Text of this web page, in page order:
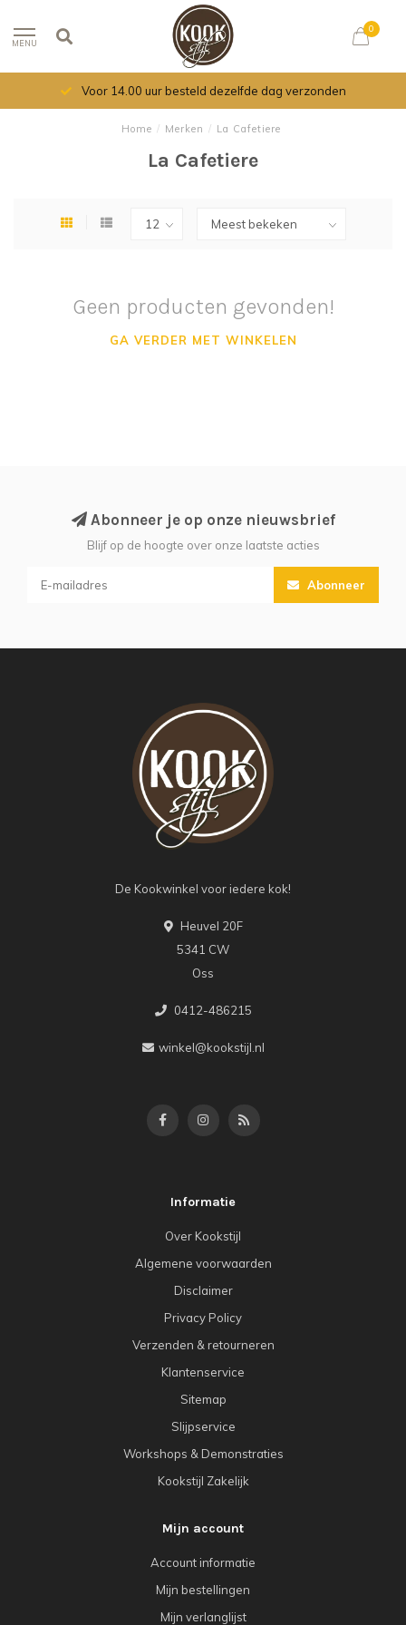
MENU
0
Voor 14.00 uur besteld dezelfde dag verzonden
Home / Merken / La Cafetiere
La Cafetiere
Geen producten gevonden!
GA VERDER MET WINKELEN
Abonneer je op onze nieuwsbrief
Blijf op de hoogte over onze laatste acties
Abonneer
De Kookwinkel voor iedere kok!
Heuvel 20F
5341 CW
Oss
0412-486215
winkel@kookstijl.nl
Informatie
Over Kookstijl
Algemene voorwaarden
Disclaimer
Privacy Policy
Verzenden & retourneren
Klantenservice
Sitemap
Slijpservice
Workshops & Demonstraties
Kookstijl Zakelijk
Mijn account
Account informatie
Mijn bestellingen
Mijn verlanglijst